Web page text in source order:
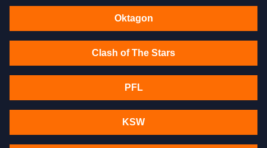
Oktagon
Clash of The Stars
PFL
KSW